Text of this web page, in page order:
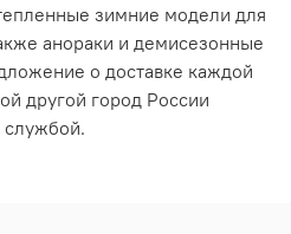
зимние модели для
анораки и демисезонные
о доставке каждой
другой город России
службой.